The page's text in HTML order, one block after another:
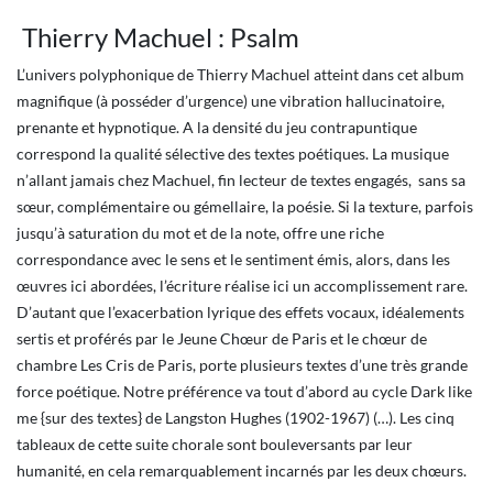
Thierry Machuel : Psalm
L’univers polyphonique de Thierry Machuel atteint dans cet album
magnifique (à posséder d’urgence) une vibration hallucinatoire,
prenante et hypnotique. A la densité du jeu contrapuntique
correspond la qualité sélective des textes poétiques. La musique
n’allant jamais chez Machuel, fin lecteur de textes engagés, sans sa
sœur, complémentaire ou gémellaire, la poésie. Si la texture, parfois
jusqu’à saturation du mot et de la note, offre une riche
correspondance avec le sens et le sentiment émis, alors, dans les
œuvres ici abordées, l’écriture réalise ici un accomplissement rare.
D’autant que l’exacerbation lyrique des effets vocaux, idéalements
sertis et proférés par le Jeune Chœur de Paris et le chœur de
chambre Les Cris de Paris, porte plusieurs textes d’une très grande
force poétique. Notre préférence va tout d’abord au cycle Dark like
me {sur des textes} de Langston Hughes (1902-1967) (…). Les cinq
tableaux de cette suite chorale sont bouleversants par leur
humanité, en cela remarquablement incarnés par les deux chœurs.